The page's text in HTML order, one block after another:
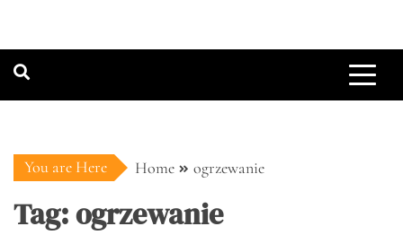
You are Here Home ogrzewanie
Tag:ogrzewanie